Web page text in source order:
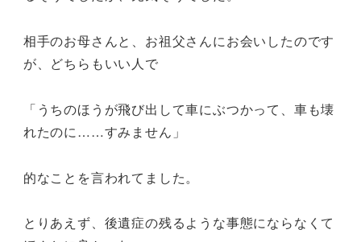
相手のお母さんと、お祖父さんにお会いしたのです
が、どちらもいい人で
「うちのほうが飛び出して車にぶつかって、車も壊
れたのに……すみません」
的なことを言われてました。
とりあえず、後遺症の残るような事態にならなくて